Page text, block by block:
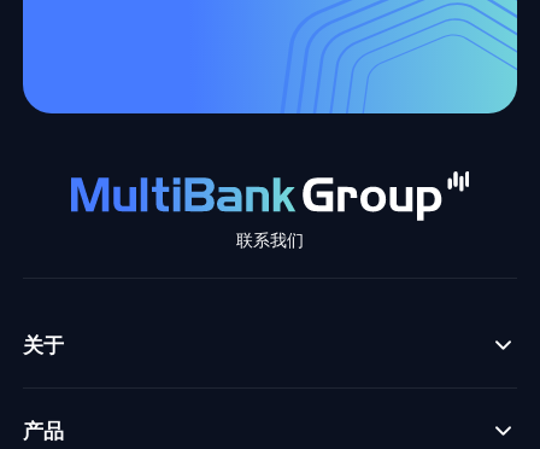
联系我们
关于
产品